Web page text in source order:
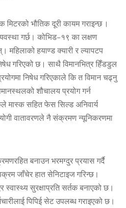
भौतिक दूरी कायम गराइन्छ ।
गर्छ। कोभिड–१९ का लक्षण
हयाण्ड क्यारी र ल्यापटप
गरिएको छ। साथै विमानभित्र हिँडडुल
निषेध गरिएकाले कि त विमान चढ्नु
शौचालय प्रयोग गर्न
मास्क सहित फेस सिल्ड अनिवार्य
वातावरणले नै संक्रमण न्यूनिकरणमा
बनाउन भरमग्दुर प्रयास गर्दै
जाँचेर हात सेनिटाइज गरिन्छ।
सुरक्षाप्रति सर्तक बनाएको छ।
पिपिई सेट उपलब्ध गराइएको छ।